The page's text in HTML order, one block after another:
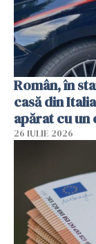
Român, în
casă din
apărat cu un
26 IULIE 2026